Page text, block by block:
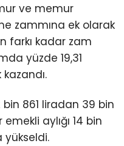
ve memur
zammına ek olarak
farkı kadar zam
yüzde 19,31
861 liradan 39 bin
aylığı 14 bin
yükseldi.